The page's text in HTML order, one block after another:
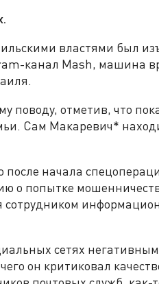
властями был
канал Mash, машина
поводу, отметив, что
Сам Макаревич*
начала
о попытке
сотрудником
сетях
он критиковал